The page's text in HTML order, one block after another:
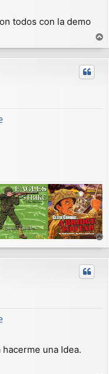
todos con la demo
r
r
r
r
una Idea.